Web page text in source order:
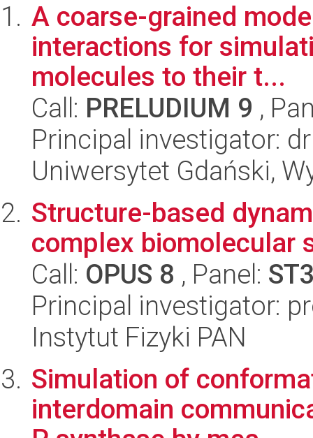
A coarse-grained
interactions for
molecules to their t...
Call: PRELUDIUM 9 ,
Principal investigator:
Uniwersytet Gdański,
Structure-based
complex biomolecular
Call: OPUS 8 , Panel:
Principal investigator:
Instytut Fizyki PAN
Simulation of
interdomain